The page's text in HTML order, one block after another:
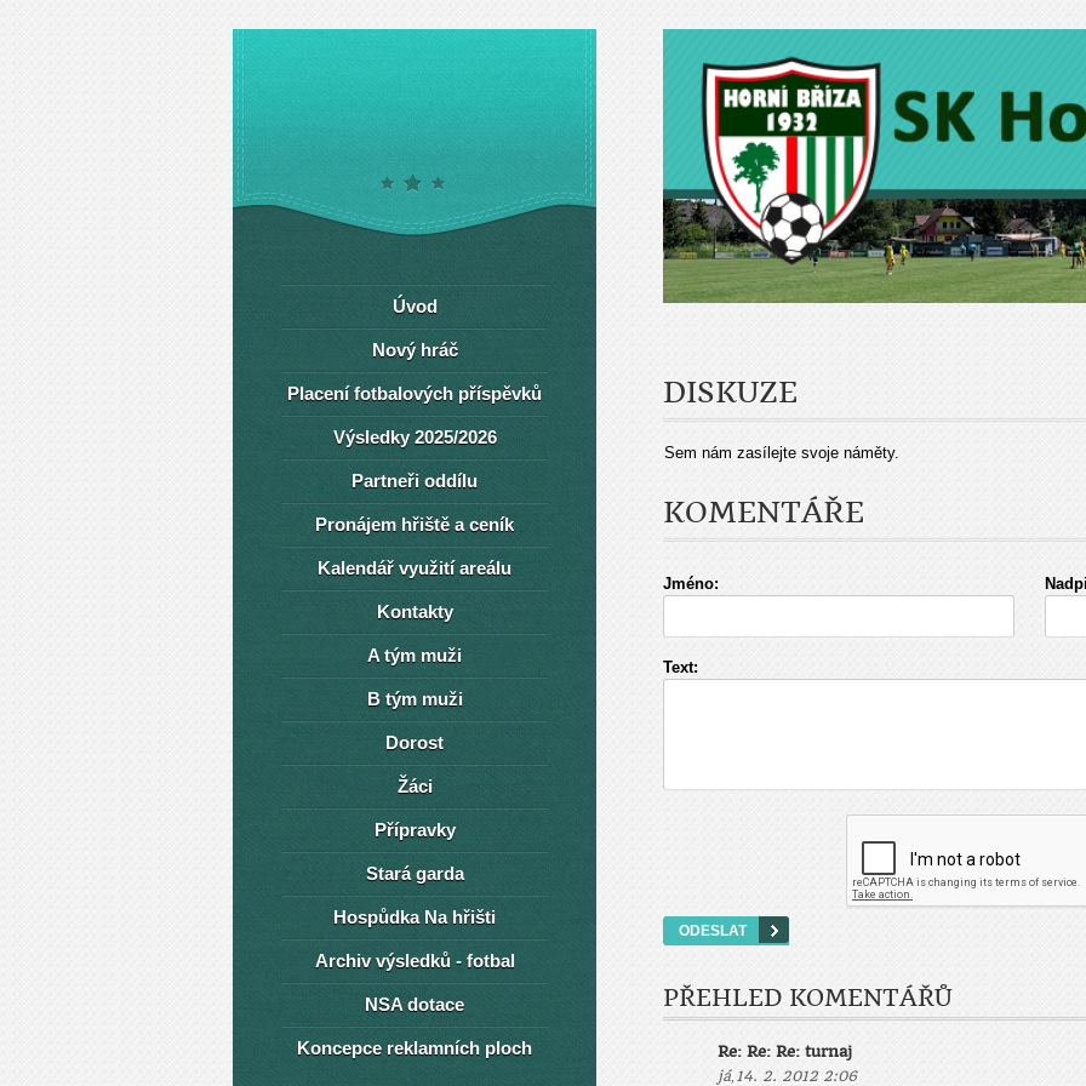
DISKUZE
Sem nám zasílejte svoje náměty.
KOMENTÁŘE
Jméno:
Text:
PŘEHLED KOMENTÁŘŮ
Re: Re: Re: turnaj
já, 14. 2. 2012 2:06
Úvod
Nový hráč
Placení fotbalových příspěvků
Výsledky 2025/2026
Partneři oddílu
Pronájem hřiště a ceník
Kalendář využití areálu
Kontakty
A tým muži
B tým muži
Dorost
Žáci
Přípravky
Stará garda
Hospůdka Na hřišti
Archiv výsledků - fotbal
NSA dotace
Koncepce reklamních ploch